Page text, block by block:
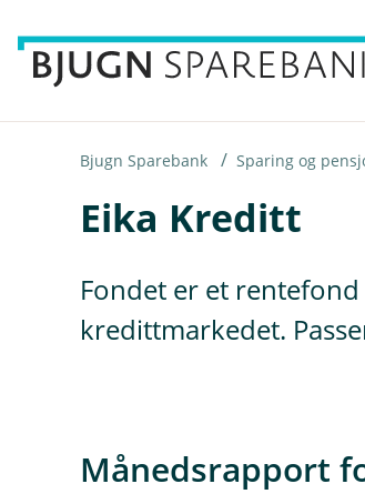
Bjugn Sparebank Sparing og
Eika Kreditt
Fondet er et
kredittmarkedet.
Månedsrapport